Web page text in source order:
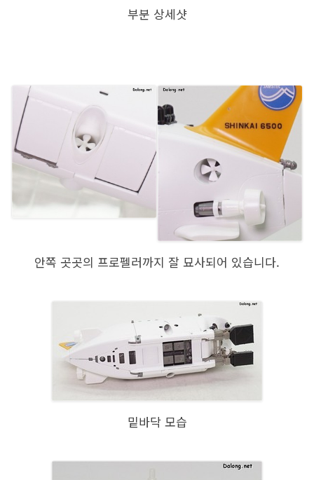
부분 상세샷
안쪽 곳곳의 프로펠러까지 잘 묘사되어 있습니다.
밑바닥 모습